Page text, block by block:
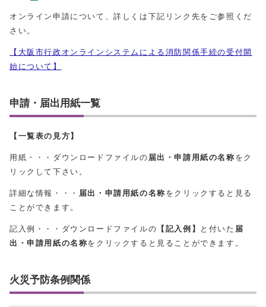
オンライン申請について、詳しくは下記リンク先をご参照くだ
さい。
【大阪市行政オンラインシステムによる消防関係手続の受付開
始について】
申請・届出用紙一覧
【一覧表の見方】
用紙・・・ダウンロードファイルの 届出・申請用紙の名称 をク
リックして下さい。
詳細な情報・・・ 届出・申請用紙の名称 をクリックすると見る
ことができます。
記入例・・・ダウンロードファイルの 【記入例】 と付いた 届
出・申請用紙の名称をクリックすると見ることができます。
火災予防条例関係